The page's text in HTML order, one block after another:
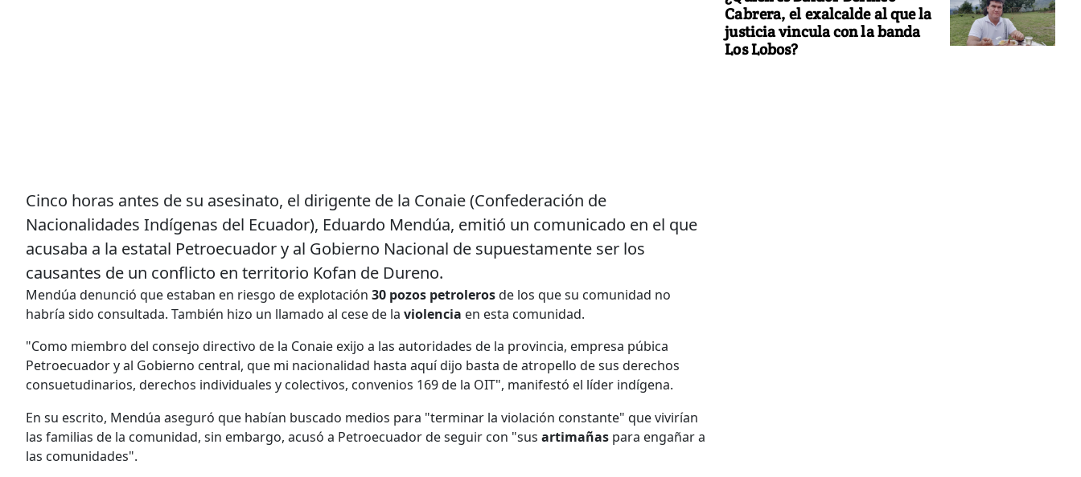
Cinco horas antes de su asesinato, el dirigente de la Conaie (Confederación de
Nacionalidades Indígenas del Ecuador), Eduardo Mendúa, emitió un comunicado en el que
acusaba a la estatal Petroecuador y al Gobierno Nacional de supuestamente ser los
causantes de un conflicto en territorio Kofan de Dureno.
Mendúa denunció que estaban en riesgo de explotación 30 pozos petrolerosde los que su comunidad no
habría sido consultada. También hizo un llamado al cese de la violencia en esta comunidad.
"Como miembro del consejo directivo de la Conaie exijo a las autoridades de la provincia, empresa púbica
Petroecuador y al Gobierno central, que mi nacionalidad hasta aquí dijo basta de atropello de sus derechos
consuetudinarios, derechos individuales y colectivos, convenios 169 de la OIT", manifestó el líder indígena.
En su escrito, Mendúa aseguró que habían buscado medios para "terminar la violación constante" que vivirían
las familias de la comunidad, sin embargo, acusó a Petroecuador de seguir con "sus artimañas para engañar a
las comunidades".
Cabrera, el exalcalde al que la
justicia vincula con la banda
Los Lobos?